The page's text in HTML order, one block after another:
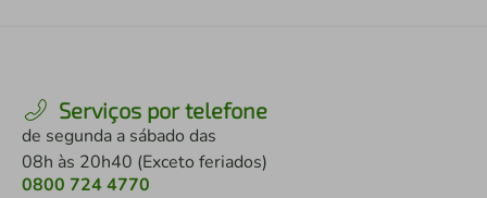
Serviços por telefone
de segunda a sábado das
08h às 20h40 (Exceto feriados)
0800 724 4770